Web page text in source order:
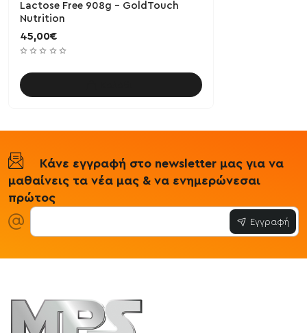
Lactose Free 908g - GoldTouch
Nutrition
45,00€
Κάνε εγγραφή στο newsletter μας για να
μαθαίνεις τα νέα μας & να ενημερώνεσαι
πρώτος
Εγγραφή